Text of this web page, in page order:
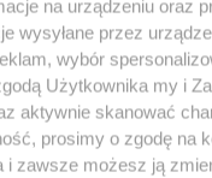
jedynką na
Rozwoju
na urządzeniu oraz
wysyłane przez
wybór
Użytkownika my i
aktywnie skanować
prosimy o zgodę na
i zawsze możesz ją